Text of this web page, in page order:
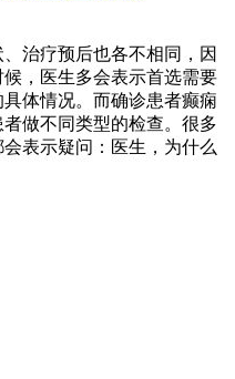
治疗预后也各不相同，因
，医生多会表示首选需要
体情况。而确诊患者癫痫
做不同类型的检查。很多
表示疑问：医生，为什么